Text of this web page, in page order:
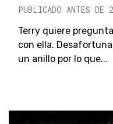
PUBLICADO ANTES DE
Terry quiere
con ella.
un anillo por lo que...